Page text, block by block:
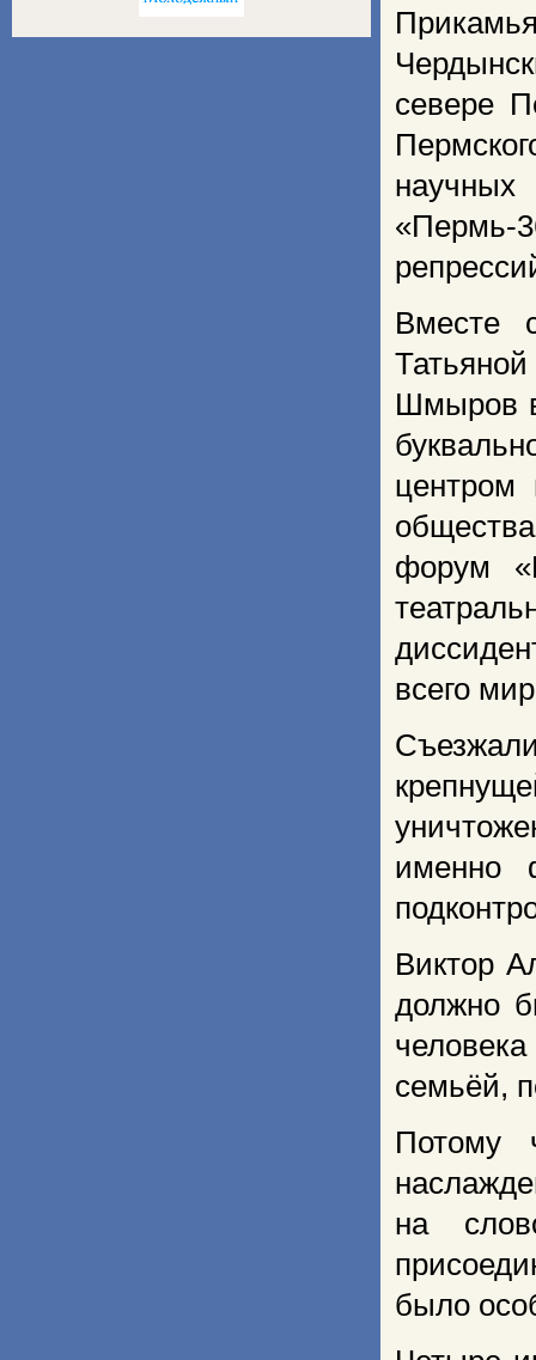
севере
Вместе
Шмыров
центром
форум
всего
именно
Виктор
должно
семьёй,
Потому
на
было